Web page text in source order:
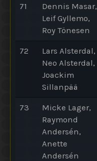
71
Dennis Masar,
Leif Gyllemo,
Roy Tönesen
72
Lars Alsterdal,
Neo Alsterdal,
Joackim
Sillanpää
73
Micke Lager,
Raymond
Andersén,
Anette
Andersén